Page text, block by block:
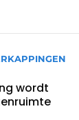
wordt